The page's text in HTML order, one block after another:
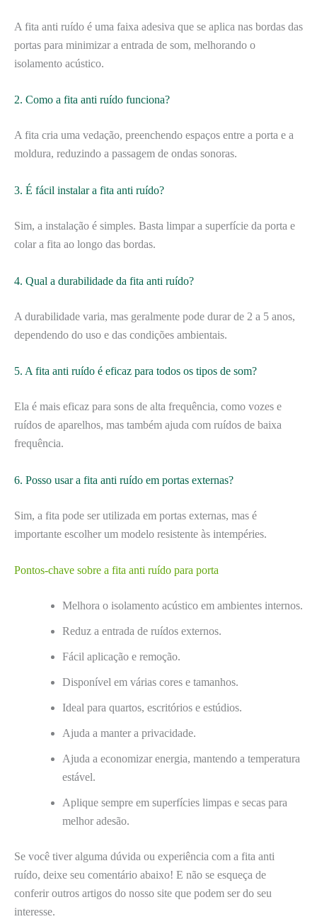
A fita anti ruído é uma faixa adesiva que se aplica nas bordas das
portas para minimizar a entrada de som, melhorando o
isolamento acústico.
2. Como a fita anti ruído funciona?
A fita cria uma vedação, preenchendo espaços entre a porta e a
moldura, reduzindo a passagem de ondas sonoras.
3. É fácil instalar a fita anti ruído?
Sim, a instalação é simples. Basta limpar a superfície da porta e
colar a fita ao longo das bordas.
4. Qual a durabilidade da fita anti ruído?
A durabilidade varia, mas geralmente pode durar de 2 a 5 anos,
dependendo do uso e das condições ambientais.
5. A fita anti ruído é eficaz para todos os tipos de som?
Ela é mais eficaz para sons de alta frequência, como vozes e
ruídos de aparelhos, mas também ajuda com ruídos de baixa
frequência.
6. Posso usar a fita anti ruído em portas externas?
Sim, a fita pode ser utilizada em portas externas, mas é
importante escolher um modelo resistente às intempéries.
Pontos-chave sobre a fita anti ruído para porta
Melhora o isolamento acústico em ambientes internos.
Reduz a entrada de ruídos externos.
Fácil aplicação e remoção.
Disponível em várias cores e tamanhos.
Ideal para quartos, escritórios e estúdios.
Ajuda a manter a privacidade.
Ajuda a economizar energia, mantendo a temperatura
estável.
Aplique sempre em superfícies limpas e secas para
melhor adesão.
Se você tiver alguma dúvida ou experiência com a fita anti
ruído, deixe seu comentário abaixo! E não se esqueça de
conferir outros artigos do nosso site que podem ser do seu
interesse.